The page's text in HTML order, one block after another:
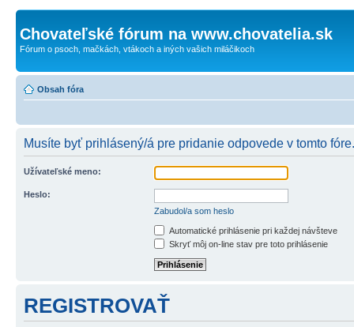
Chovateľské fórum na www.chovatelia.sk
Fórum o psoch, mačkách, vtákoch a iných vašich miláčikoch
Obsah fóra
Musíte byť prihlásený/á pre pridanie odpovede v tomto fóre.
Užívateľské meno:
Heslo:
Zabudol/a som heslo
Automatické prihlásenie pri každej návšteve
Skryť môj on-line stav pre toto prihlásenie
REGISTROVAŤ